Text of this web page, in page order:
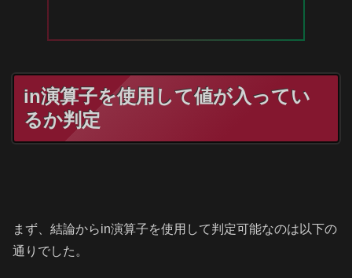
in演算子を使用して値が入ってい
るか判定
まず、結論からin演算子を使用して判定可能なのは以下の
通りでした。